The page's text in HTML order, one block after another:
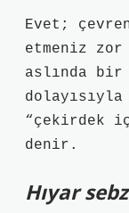
Evet;
etmeniz
aslında bir
“çekirdek
denir.
Hıyar